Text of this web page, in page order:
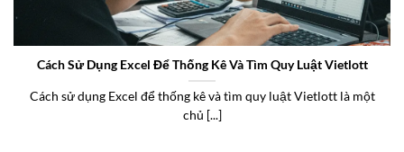
Cách Sử Dụng Excel Để Thống Kê Và Tìm Quy Luật Vietlott
Cách sử dụng Excel để thống kê và tìm quy luật Vietlott là một
chủ [...]